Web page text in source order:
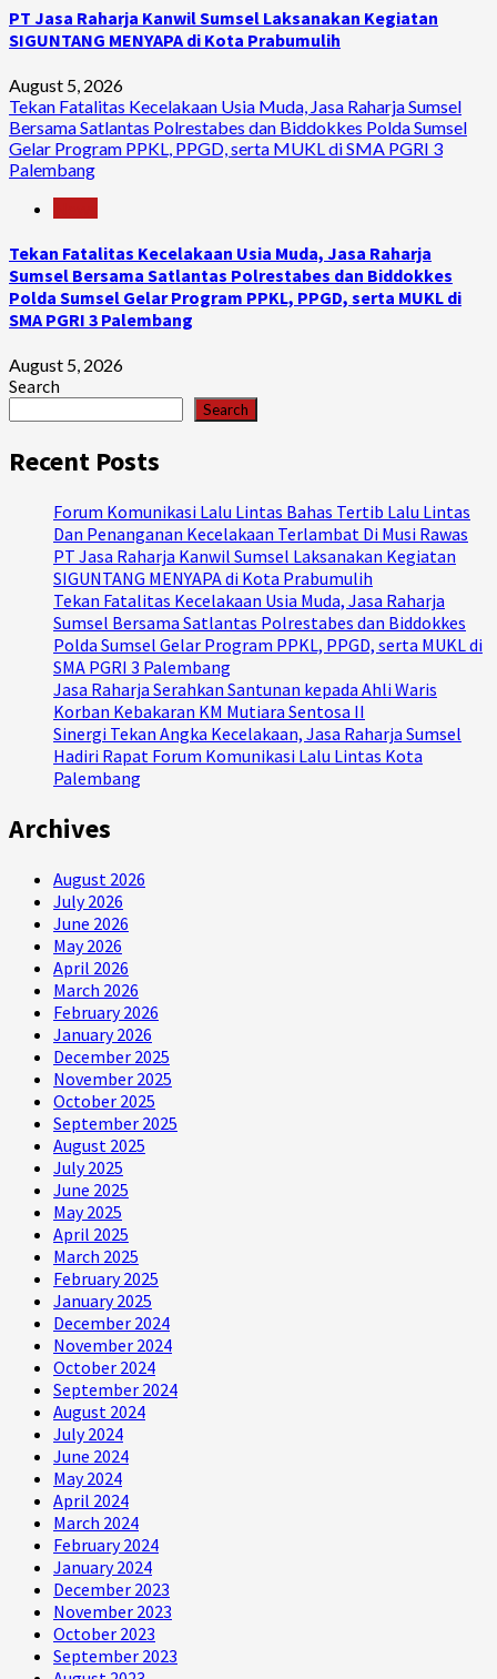
PT Jasa Raharja Kanwil Sumsel Laksanakan Kegiatan
SIGUNTANG MENYAPA di Kota Prabumulih
August 5, 2026
Tekan Fatalitas Kecelakaan Usia Muda, Jasa Raharja Sumsel
Bersama Satlantas Polrestabes dan Biddokkes Polda Sumsel
Gelar Program PPKL, PPGD, serta MUKL di SMA PGRI 3
Palembang
Tekan Fatalitas Kecelakaan Usia Muda, Jasa Raharja
Sumsel Bersama Satlantas Polrestabes dan Biddokkes
Polda Sumsel Gelar Program PPKL, PPGD, serta MUKL di
SMA PGRI 3 Palembang
August 5, 2026
Search
Search
Recent Posts
Forum Komunikasi Lalu Lintas Bahas Tertib Lalu Lintas
Dan Penanganan Kecelakaan Terlambat Di Musi Rawas
PT Jasa Raharja Kanwil Sumsel Laksanakan Kegiatan
SIGUNTANG MENYAPA di Kota Prabumulih
Tekan Fatalitas Kecelakaan Usia Muda, Jasa Raharja
Sumsel Bersama Satlantas Polrestabes dan Biddokkes
Polda Sumsel Gelar Program PPKL, PPGD, serta MUKL di
SMA PGRI 3 Palembang
Jasa Raharja Serahkan Santunan kepada Ahli Waris
Korban Kebakaran KM Mutiara Sentosa II
Sinergi Tekan Angka Kecelakaan, Jasa Raharja Sumsel
Hadiri Rapat Forum Komunikasi Lalu Lintas Kota
Palembang
Archives
August 2026
July 2026
June 2026
May 2026
April 2026
March 2026
February 2026
January 2026
December 2025
November 2025
October 2025
September 2025
August 2025
July 2025
June 2025
May 2025
April 2025
March 2025
February 2025
January 2025
December 2024
November 2024
October 2024
September 2024
August 2024
July 2024
June 2024
May 2024
April 2024
March 2024
February 2024
January 2024
December 2023
November 2023
October 2023
September 2023